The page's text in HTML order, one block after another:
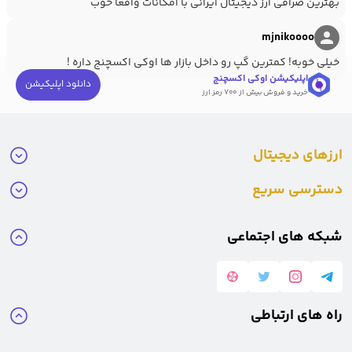
بهترین صرافی ارز دیجیتال ایرانی با امکانات واقعا خوب
mjnikoooo
خیلی خوبه! کمترین گپ رو داخل بازار ها اوکی اکسچنج داره !
اپلیکیشن اوکی اکسچنج
خرید و فروش بیش از ۷۰۰ رمز ارز
دانلود اپلیکیشن
ارزهای دیجیتال
دسترسی سریع
شبکه های اجتماعی
راه های ارتباطی